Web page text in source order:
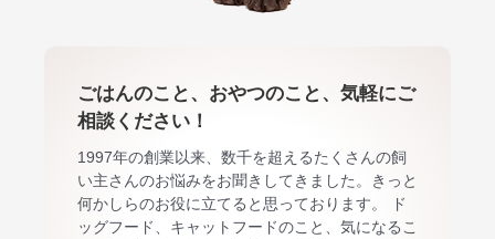
ごはんのこと、おやつのこと、気軽にご
相談ください！
1997年の創業以来、数千を超えるたくさんの飼
い主さんのお悩みをお聞きしてきました。きっと
何かしらのお役に立てると思っております。 ド
ッグフード、キャットフードのこと、気になるこ